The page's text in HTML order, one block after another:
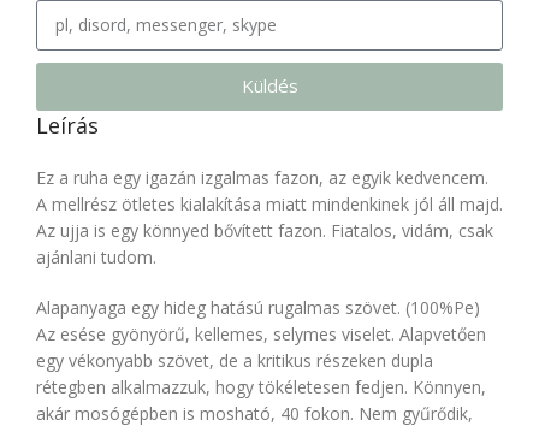
Küldés
Leírás
Ez a ruha egy igazán izgalmas fazon, az egyik kedvencem.
A mellrész ötletes kialakítása miatt mindenkinek jól áll majd.
Az ujja is egy könnyed bővített fazon. Fiatalos, vidám, csak
ajánlani tudom.
Alapanyaga egy hideg hatású rugalmas szövet. (100%Pe)
Az esése gyönyörű, kellemes, selymes viselet. Alapvetően
egy vékonyabb szövet, de a kritikus részeken dupla
rétegben alkalmazzuk, hogy tökéletesen fedjen. Könnyen,
akár mosógépben is mosható, 40 fokon. Nem gyűrődik,